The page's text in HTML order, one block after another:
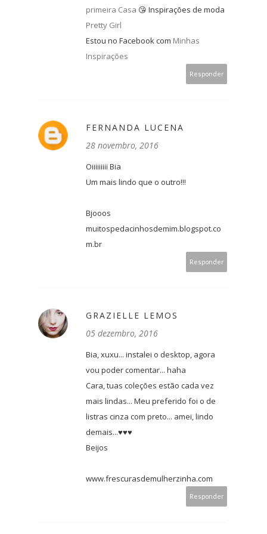
primeira Casa 😘 Inspirações de moda
Pretty Girl
Estou no Facebook com Minhas
Inspirações
Responder
FERNANDA LUCENA
28 novembro, 2016
Oiiiiiiiii Bia
Um mais lindo que o outro!!!
Bjooos
muitospedacinhosdemim.blogspot.co
m.br
Responder
GRAZIELLE LEMOS
05 dezembro, 2016
Bia, xuxu... instalei o desktop, agora
vou poder comentar... haha
Cara, tuas coleções estão cada vez
mais lindas... Meu preferido foi o de
listras cinza com preto... amei, lindo
demais...♥♥♥
Beijos
www.frescurasdemulherzinha.com
Responder